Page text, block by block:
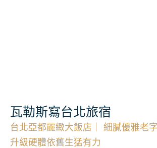
瓦勒斯寫台北旅宿
台北亞都麗緻大飯店｜ 細膩優雅老
升級硬體依舊生猛有力